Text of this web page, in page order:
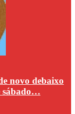
novo debaixo
sábado…